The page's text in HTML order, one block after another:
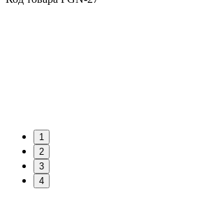
1
2
3
4